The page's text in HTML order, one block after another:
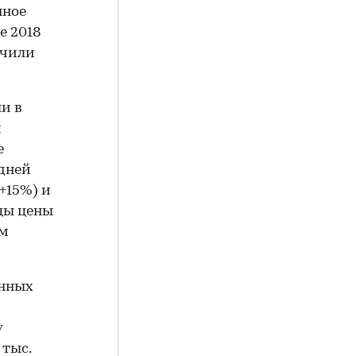
2018
в
и
цены
тыс.